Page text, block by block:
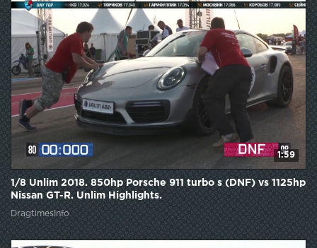
1:59
1/8 Unlim 2018. 850hp Porsche 911 turbo s (DNF) vs 1125hp
Nissan GT-R. Unlim Highlights.
DragtimesInfo